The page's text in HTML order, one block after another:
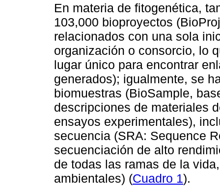
En materia de fitogenética,
103,000 bioproyectos
relacionados con una sola
organización o consorcio, lo
lugar único para encontrar
generados); igualmente, se
biomuestras (BioSample,
descripciones de materiales
ensayos experimentales),
secuencia (SRA: Sequence
secuenciación de alto
de todas las ramas de la
ambientales) (Cuadro 1).